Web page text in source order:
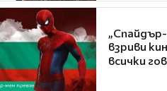
взриви
всички